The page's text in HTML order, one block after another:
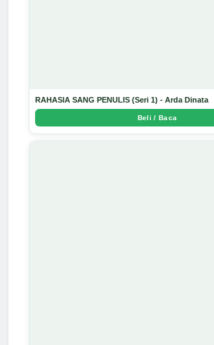
RAHASIA SANG PENULIS (Seri 1) - Arda Dinata
Beli / Baca